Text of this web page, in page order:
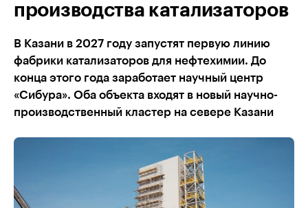
производства катализаторов
В Казани в 2027 году запустят первую линию
фабрики катализаторов для нефтехимии. До
конца этого года заработает научный центр
«Сибура». Оба объекта входят в новый научно-
производственный кластер на севере Казани